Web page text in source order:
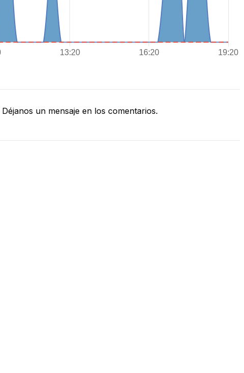
Déjanos un mensaje en los comentarios.